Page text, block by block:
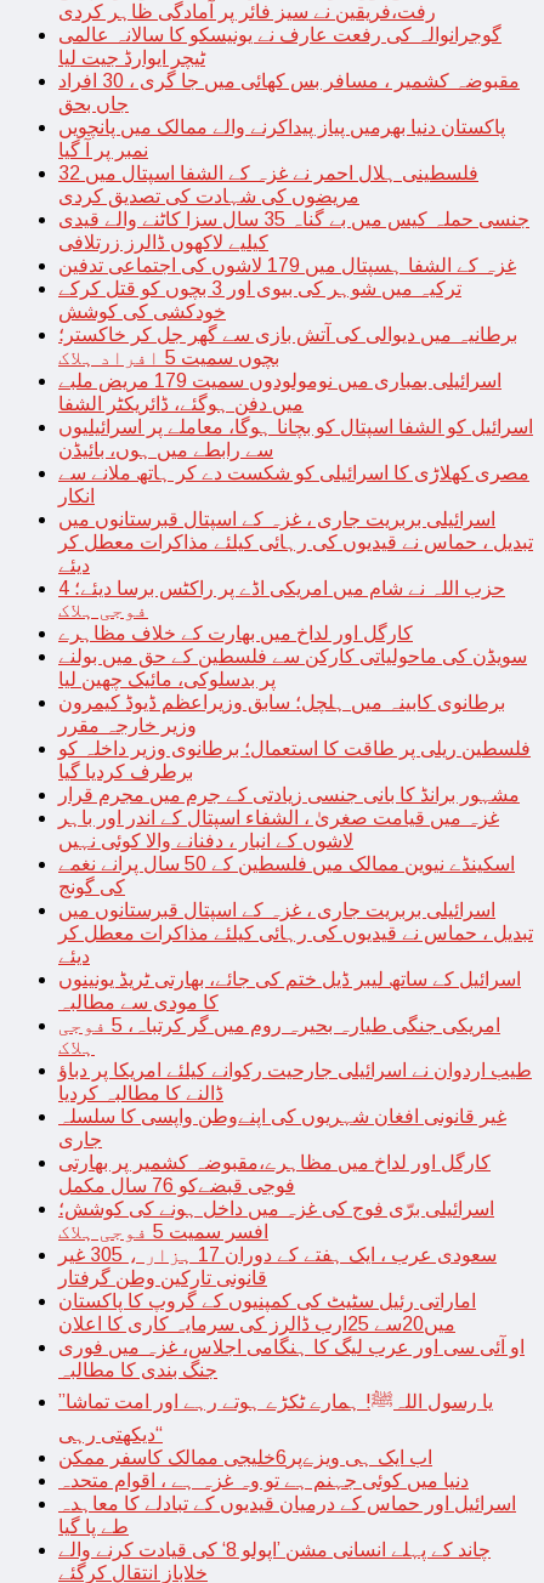
رفت،فریقین نے سیز فائر پر آمادگی ظاہر کردی
گوجرانوالہ کی رفعت عارف نے یونیسکو کا سالانہ عالمی
ٹیچر ایوارڈ جیت لیا
مقبوضہ کشمیر ، مسافر بس کھائی میں جا گری ، 30 افراد
جاں بحق
پاکستان دنیا بھرمیں پیاز پیداکرنے والے ممالک میں پانچویں
نمبر پر آ گیا
فلسطینی ہلال احمر نے غزہ کے الشفا اسپتال میں 32
مریضوں کی شہادت کی تصدیق کردی
جنسی حملہ کیس میں بے گناہ 35 سال سزا کاٹنے والے قیدی
کیلیے لاکھوں ڈالرز زرتلافی
غزہ کے الشفا ہسپتال میں 179 لاشوں کی اجتماعی تدفین
ترکیہ میں شوہر کی بیوی اور 3 بچوں کو قتل کرکے
خودکشی کی کوشش
برطانیہ میں دیوالی کی آتش بازی سے گھر جل کر خاکستر؛
بچوں سمیت 5 افراد ہلاک
اسرائیلی بمباری میں نومولودوں سمیت 179 مریض ملبے
میں دفن ہوگئے، ڈائریکٹر الشفا
اسرائیل کو الشفا اسپتال کو بچانا ہوگا، معاملے پر اسرائیلیوں
سے رابطے میں ہوں، بائیڈن
مصری کھلاڑی کا اسرائیلی کو شکست دے کر ہاتھ ملانے سے
انکار
اسرائیلی بربریت جاری ، غزہ کے اسپتال قبرستانوں میں
تبدیل ، حماس نے قیدیوں کی رہائی کیلئے مذاکرات معطل کر
دیئے
حزب اللہ نے شام میں امریکی اڈے پر راکٹس برسا دیئے؛ 4
فوجی ہلاک
کارگل اور لداخ میں بھارت کے خلاف مظاہرے
سویڈن کی ماحولیاتی کارکن سے فلسطین کے حق میں بولنے
پر بدسلوکی، مائیک چھین لیا
برطانوی کابینہ میں ہلچل؛ سابق وزیراعظم ڈیوڈ کیمرون
وزیر خارجہ مقرر
فلسطین ریلی پر طاقت کا استعمال؛ برطانوی وزیر داخلہ کو
برطرف کردیا گیا
مشہور برانڈ کا بانی جنسی زیادتی کے جرم میں مجرم قرار
غزہ میں قیامت صغریٰ ، الشفاء اسپتال کے اندر اور باہر
لاشوں کے انبار ، دفنانے والا کوئی نہیں
اسکینڈے نیوین ممالک میں فلسطین کے 50 سال پرانے نغمے
کی گونج
اسرائیلی بربریت جاری ، غزہ کے اسپتال قبرستانوں میں
تبدیل ، حماس نے قیدیوں کی رہائی کیلئے مذاکرات معطل کر
دیئے
اسرائیل کے ساتھ لیبر ڈیل ختم کی جائے، بھارتی ٹریڈ یونینوں
کا مودی سے مطالبہ
امریکی جنگی طیارہ بحیرہ روم میں گر کرتباہ، 5 فوجی
ہلاک
طیب اردوان نے اسرائیلی جارحیت رکوانے کیلئے امریکا پر دباؤ
ڈالنے کا مطالبہ کردیا
غیر قانونی افغان شہریوں کی اپنےوطن واپسی کا سلسلہ
جاری
کارگل اور لداخ میں مظاہرے،مقبوضہ کشمیر پر بھارتی
فوجی قبضےکو 76 سال مکمل
اسرائیلی برّی فوج کی غزہ میں داخل ہونے کی کوشش؛
افسر سمیت 5 فوجی ہلاک
سعودی عرب ، ایک ہفتے کے دوران 17 ہزار ، 305 غیر
قانونی تارکین وطن گرفتار
اماراتی رئیل سٹیٹ کی کمپنیوں کے گروپ کا پاکستان
میں20سے 25ارب ڈالرز کی سرمایہ کاری کا اعلان
او آئی سی اور عرب لیگ کا ہنگامی اجلاس، غزہ میں فوری
جنگ بندی کا مطالبہ
’’یا رسول اللہﷺ! ہمارے ٹکڑے ہوتے رہے اور امت تماشا
دیکھتی رہی‘‘
اب ایک ہی ویزےپر6خلیجی ممالک کاسفر ممکن
دنیا میں کوئی جہنم ہے تو وہ غزہ ہے ، اقوام متحدہ
اسرائیل اور حماس کے درمیان قیدیوں کے تبادلے کا معاہدہ
طے پا گیا
چاند کے پہلے انسانی مشن ’اپولو 8‘ کی قیادت کرنے والے
خلاباز انتقال کرگئے